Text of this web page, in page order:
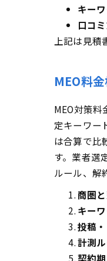
キー
口コ
上記は見
MEO料
MEO対策
定キーワー
は合算で比
す。業者選
ルール、解
商圏
キー
投稿
計測
契約